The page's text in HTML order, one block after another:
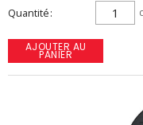
Quantité
AJOUTER AU
PANIER